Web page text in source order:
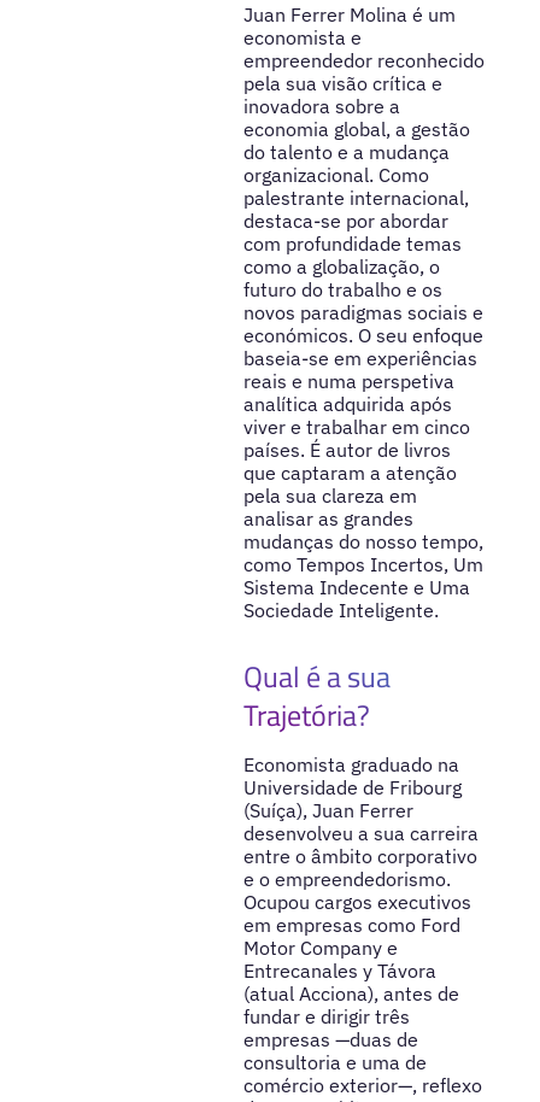
Juan Ferrer Molina é um
economista e
empreendedor reconhecido
pela sua visão crítica e
inovadora sobre a
economia global, a gestão
do talento e a mudança
organizacional. Como
palestrante internacional,
destaca-se por abordar
com profundidade temas
como a globalização, o
futuro do trabalho e os
novos paradigmas sociais e
económicos. O seu enfoque
baseia-se em experiências
reais e numa perspetiva
analítica adquirida após
viver e trabalhar em cinco
países. É autor de livros
que captaram a atenção
pela sua clareza em
analisar as grandes
mudanças do nosso tempo,
como Tempos Incertos, Um
Sistema Indecente e Uma
Sociedade Inteligente.
Qual é a sua
Trajetória?
Economista graduado na
Universidade de Fribourg
(Suíça), Juan Ferrer
desenvolveu a sua carreira
entre o âmbito corporativo
e o empreendedorismo.
Ocupou cargos executivos
em empresas como Ford
Motor Company e
Entrecanales y Távora
(atual Acciona), antes de
fundar e dirigir três
empresas —duas de
consultoria e uma de
comércio exterior—, reflexo